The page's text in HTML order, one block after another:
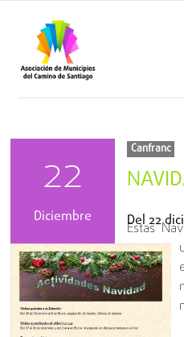
contenido
22
Diciembre
Canfranc
Del22
Estas